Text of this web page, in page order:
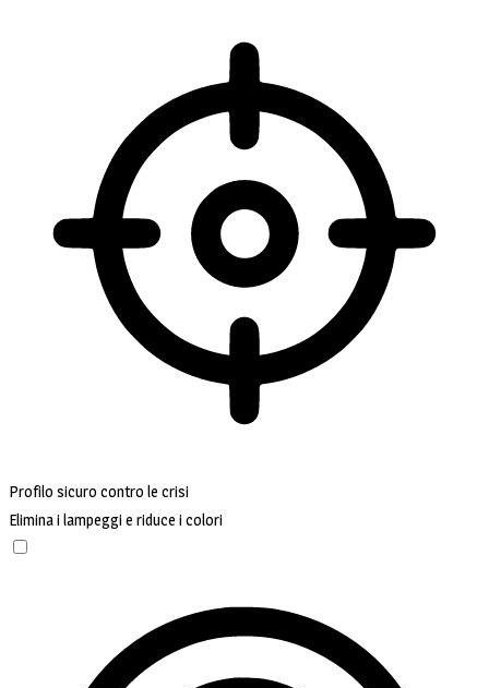
Profilo sicuro contro le crisi
Elimina i lampeggi e riduce i colori